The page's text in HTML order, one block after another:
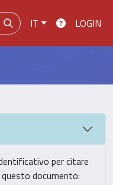
IT LOGIN
per citare
questo documento: